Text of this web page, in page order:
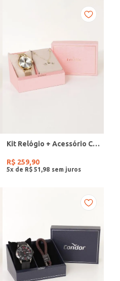
Kit Relógio + Acessório Condor Feminino DOURADO
R$ 259,90
5x de R$ 51 98